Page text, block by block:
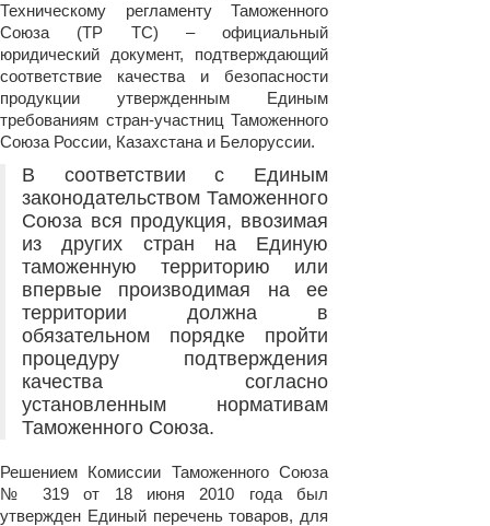
Техническому регламенту Таможенного
Союза (ТР ТС) – официальный
юридический документ, подтверждающий
соответствие качества и безопасности
продукции утвержденным Единым
требованиям стран-участниц Таможенного
Союза России, Казахстана и Белоруссии.
В соответствии с Единым
законодательством Таможенного
Союза вся продукция, ввозимая
из других стран на Единую
таможенную территорию или
впервые производимая на ее
территории должна в
обязательном порядке пройти
процедуру подтверждения
качества согласно
установленным нормативам
Таможенного Союза.
Решением Комиссии Таможенного Союза
№ 319 от 18 июня 2010 года был
утвержден Единый перечень товаров, для